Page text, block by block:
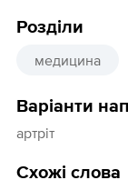
Розділи
медицина
Варіанти
артріт
Схожі слова